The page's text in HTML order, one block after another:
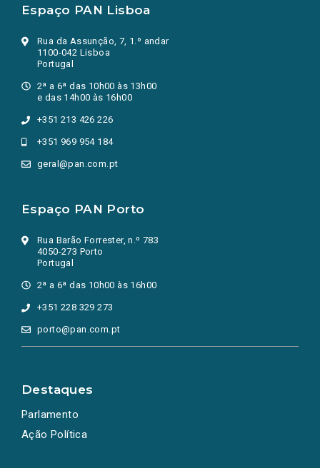
Espaço PAN Lisboa
Rua da Assunção, 7, 1.º andar
1100-042 Lisboa
Portugal
2ª a 6ª das 10h00 às 13h00
e das 14h00 às 16h00
+351 213 426 226
+351 969 954 184
geral@pan.com.pt
Espaço PAN Porto
Rua Barão Forrester, n.º 783
4050-273 Porto
Portugal
2ª a 6ª das 10h00 às 16h00
+351 228 329 273
porto@pan.com.pt
Destaques
Parlamento
Ação Política